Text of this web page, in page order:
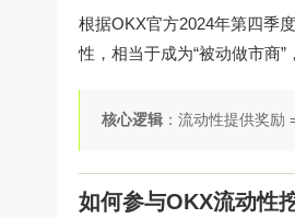
根据OKX官方2024年第四季
性，相当于成为“被动做市商”
核心逻辑 ：流动性提供奖
如何参与OKX流动性